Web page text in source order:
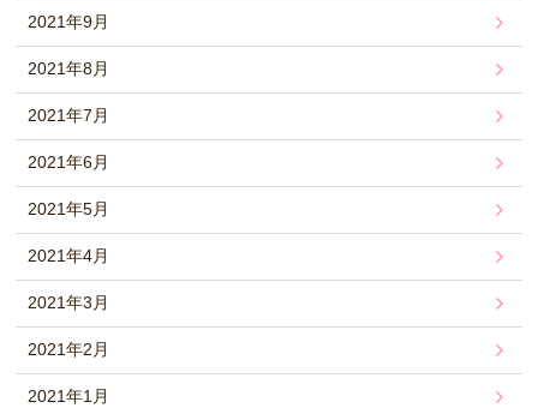
2021年9月
2021年8月
2021年7月
2021年6月
2021年5月
2021年4月
2021年3月
2021年2月
2021年1月